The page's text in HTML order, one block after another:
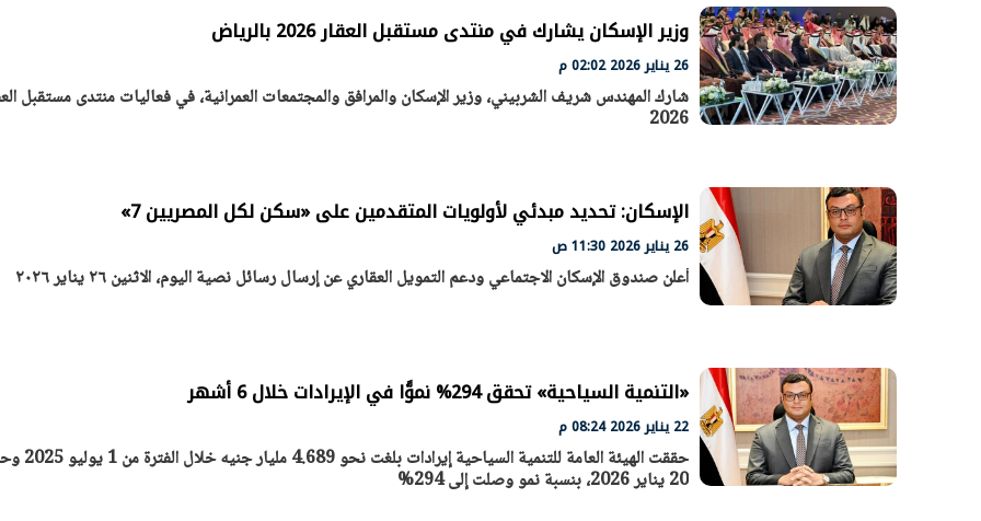
وزير الإسكان يشارك في منتدى مستقبل العقار 2026 بالرياض
26 يناير 2026 02:02 م
شارك المهندس شريف الشربيني، وزير الإسكان والمرافق والمجتمعات العمرانية، في فعاليات منتدى مستقبل
2026
الإسكان: تحديد مبدئي لأولويات المتقدمين على «سكن لكل المصريين 7»
26 يناير 2026 11:30 ص
أعلن صندوق الإسكان الاجتماعي ودعم التمويل العقاري عن إرسال رسائل نصية اليوم، الاثنين ٢٦ يناير ٢٠٢٦
«التنمية السياحية» تحقق 294% نموًّا في الإيرادات خلال 6 أشهر
22 يناير 2026 08:24 م
حققت الهيئة العامة للتنمية السياحية
20 يناير 2026، بنسبة نمو وصلت إلى 294%
افتتاح «إيجبس 2026» بحضور دولي
واسع.. والبترول: مصر تعزز مكانتها
بوصفها مركزًا إقليميًّا للطاقة
30 مارس 2026 03:59 م
وزيرة الإسكان تكشف عن تصور جديد
لطرح عدد كبير من الوحدات السكنية
بنظام الإيجار 30 مارس 2026 06:28 م
قطاع الطاقة يحتاج إلى سنوات
معدلات الإنتاج الطبيعية
30 مارس 2026 05:08 م